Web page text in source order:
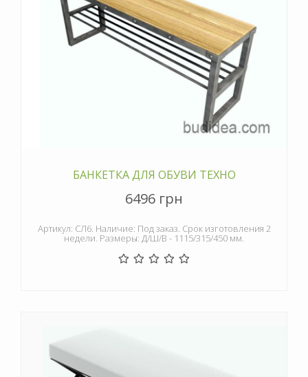
БАНКЕТКА ДЛЯ ОБУВИ ТЕХНО
6496 грн
Артикул: СЛ6. Наличие: Под заказ. Срок изготовления 2
недели. Размеры: Д/Ш/В - 1115/315/450 мм.